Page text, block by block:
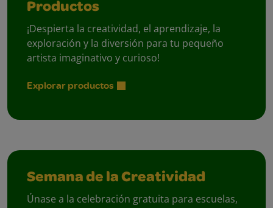
Productos
¡Despierta la creatividad, el aprendizaje, la
exploración y la diversión para tu pequeño
artista imaginativo y curioso!
Explorar productos
Semana de la Creatividad
Únase a la celebración gratuita para escuelas,